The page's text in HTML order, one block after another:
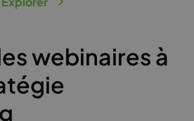
webinaires à